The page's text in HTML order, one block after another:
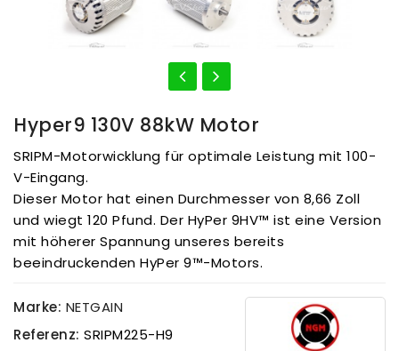
Hyper9 130V 88kW Motor
SRIPM-Motorwicklung für optimale Leistung mit 100-
V-Eingang.
Dieser Motor hat einen Durchmesser von 8,66 Zoll
und wiegt 120 Pfund. Der HyPer 9HV™ ist eine Version
mit höherer Spannung unseres bereits
beeindruckenden HyPer 9™-Motors.
Marke: NETGAIN
Referenz: SRIPM225-H9